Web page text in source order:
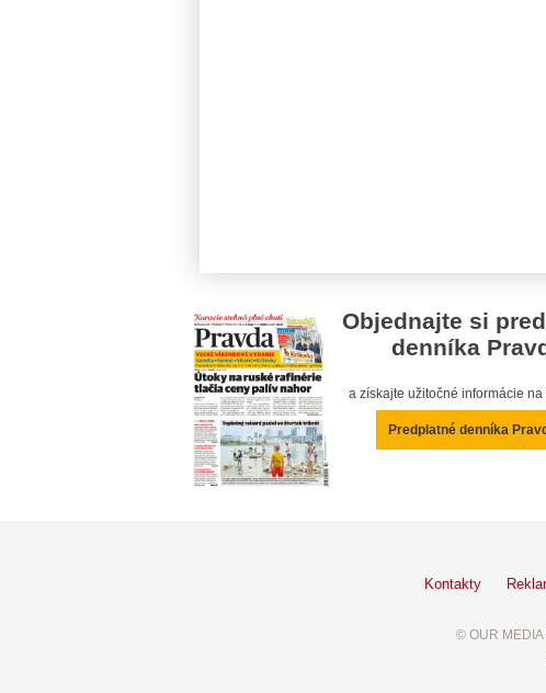
Objednajte si
denníka
a získajte užitočné informácie na
Predplatné denníka
Kontakty
© OUR